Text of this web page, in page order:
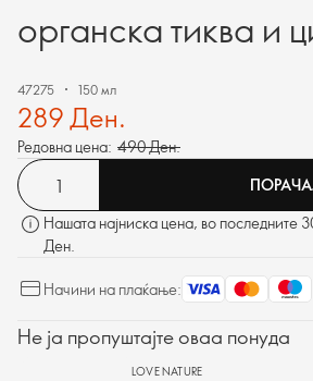
органска тиква и
47275 150 мл
289 Ден.
Редовна цена: 490 Ден.
Нашата најниска цена, во последните
Ден.
Начини на плаќање:
Не ја пропуштајте оваа понуда
LOVE NATURE